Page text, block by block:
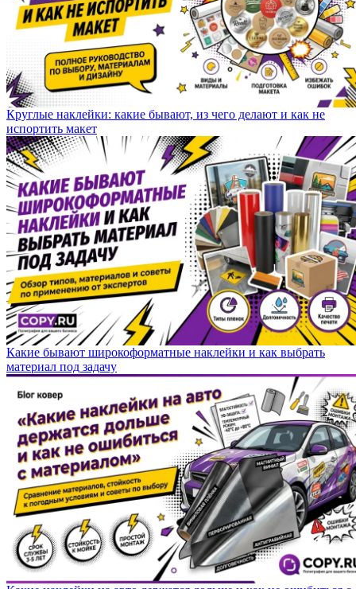
Круглые наклейки: какие бывают, из чего делают и как не
испортить макет
Какие бывают широкоформатные наклейки и как выбрать
материал под задачу